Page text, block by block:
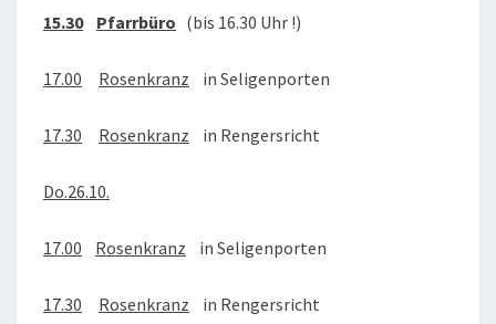
15.30 Pfarrbüro (bis 16.30 Uhr !)
17.00 Rosenkranz in Seligenporten
17.30 Rosenkranz in Rengersricht
Do.26.10.
17.00 Rosenkranz in Seligenporten
17.30 Rosenkranz in Rengersricht